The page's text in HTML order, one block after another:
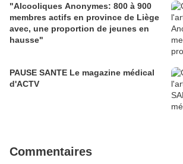
"Alcooliques Anonymes: 800 à 900
membres actifs en province de Liège
avec, une proportion de jeunes en
hausse"
PAUSE SANTE Le magazine médical
d'ACTV
Commentaires